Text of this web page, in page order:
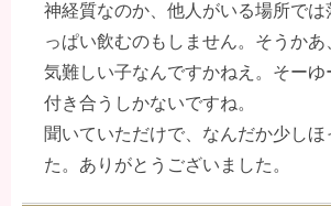
神経質なのか、他人がいる場所では
っぱい飲むのもしません。そうかあ
気難しい子なんですかねえ。そーゆ
付き合うしかないですね。
聞いていただけで、なんだか少しほ
た。ありがとうございました。